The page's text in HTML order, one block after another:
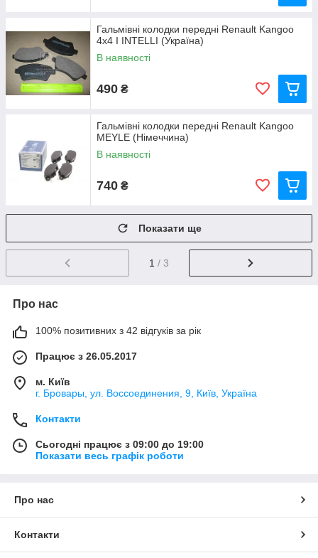
Гальмівні колодки передні Renault Kangoo
4х4 I INTELLI (Україна)
В наявності
490 ₴
Гальмівні колодки передні Renault Kangoo
MEYLE (Німеччина)
В наявності
740 ₴
Показати ще
1 / 3
Про нас
100% позитивних з 42 відгуків за рік
Працює з 26.05.2017
м. Київ
г. Бровары, ул. Воссоединения, 9, Київ, Україна
Контакти
Сьогодні працює з 09:00 до 19:00
Показати весь графік роботи
Про нас
Контакти